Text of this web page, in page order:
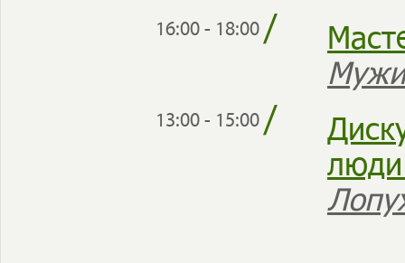
16:00 - 18:00/
13:00 - 15:00/
люди